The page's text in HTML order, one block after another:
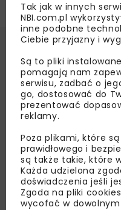
Tak jak w innych
NBI.com.pl
inne podobne
Ciebie przyjazny i
Są to pliki
pomagają nam
serwisu, zadbać o
go, dostosować do
prezentować
reklamy.
Poza plikami, które
prawidłowego i
są także takie, które
Każda udzielona
doświadczenia jeśli
Zgoda na pliki
wycofać w